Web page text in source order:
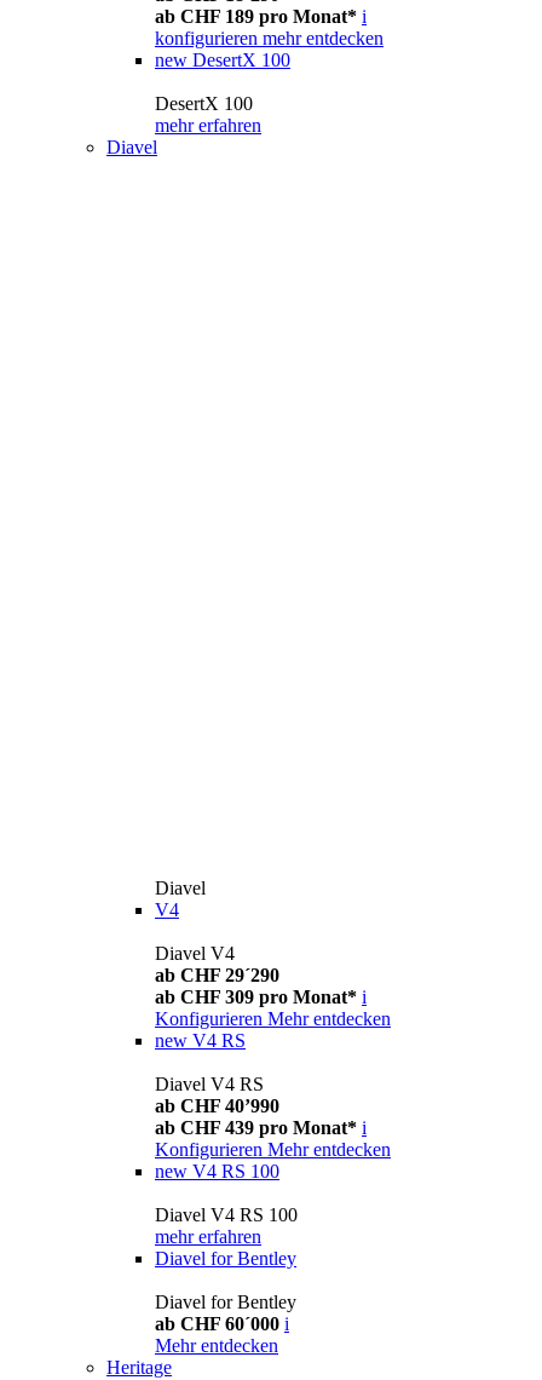
ab CHF 189 pro Monat* i
konfigurieren mehr entdecken
new DesertX 100
DesertX 100
mehr erfahren
Diavel
Diavel
V4
Diavel V4
ab CHF 29´290
ab CHF 309 pro Monat* i
Konfigurieren Mehr entdecken
new V4 RS
Diavel V4 RS
ab CHF 40’990
ab CHF 439 pro Monat* i
Konfigurieren Mehr entdecken
new V4 RS 100
Diavel V4 RS 100
mehr erfahren
Diavel for Bentley
Diavel for Bentley
ab CHF 60´000 i
Mehr entdecken
Heritage